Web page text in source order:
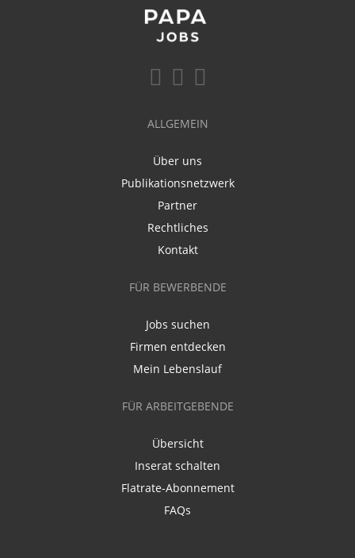
ALLGEMEIN
Über uns
Publikationsnetzwerk
Partner
Rechtliches
Kontakt
FÜR BEWERBENDE
Jobs suchen
Firmen entdecken
Mein Lebenslauf
FÜR ARBEITGEBENDE
Übersicht
Inserat schalten
Flatrate-Abonnement
FAQs